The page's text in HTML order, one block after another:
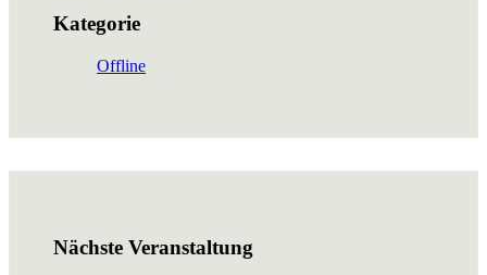
Kategorie
Offline
Nächste Veranstaltung